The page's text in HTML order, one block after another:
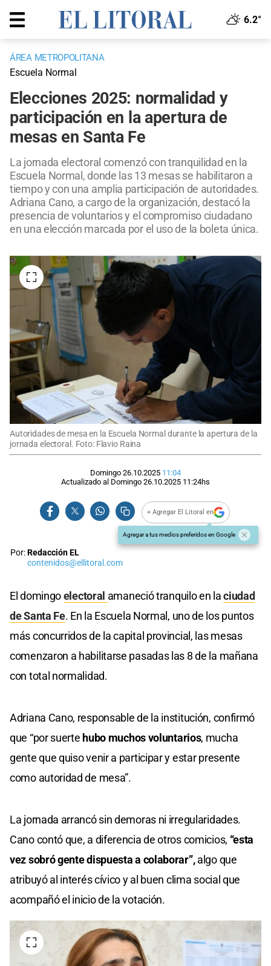
6.2°
ÁREA METROPOLITANA
Escuela Normal
Elecciones 2025: normalidad y
participación en la apertura de
mesas en Santa Fe
La jornada electoral comenzó con tranquilidad en la
Escuela Normal, donde las 13 mesas se habilitaron a
tiempo y con una amplia participación de autoridades.
Adriana Cano, a cargo de la organización, destacó la
presencia de voluntarios y el compromiso ciudadano
en una elección marcada por el uso de la boleta única.
Autoridades de mesa en la Escuela Normal durante la apertura de la
jornada electoral. Foto: Flavio Raina
Domingo 26.10.2025 11:04
Actualizado al Domingo 26.10.2025 11:24hs
+ Agregar El Litoral en
Agregar a tus medios preferidos en Google
Por:Redacción EL
contenidos@ellitoral.com
El domingoelectoral amaneció tranquilo en laciudad
de Santa Fe. En la Escuela Normal, uno de los puntos
más concurridos de la capital provincial, las mesas
comenzaron a habilitarse pasadas las 8 de la mañana
con total normalidad.
Adriana Cano, responsable de la institución, confirmó
que “por suerte hubo muchos voluntarios, mucha
gente que quiso venir a participar y estar presente
como autoridad de mesa”.
La jornada arrancó sin demoras ni irregularidades.
Cano contó que, a diferencia de otros comicios, “esta
vez sobró gente dispuesta a colaborar”,algo que
atribuyó al interés cívico y al buen clima social que
acompañó el inicio de la votación.